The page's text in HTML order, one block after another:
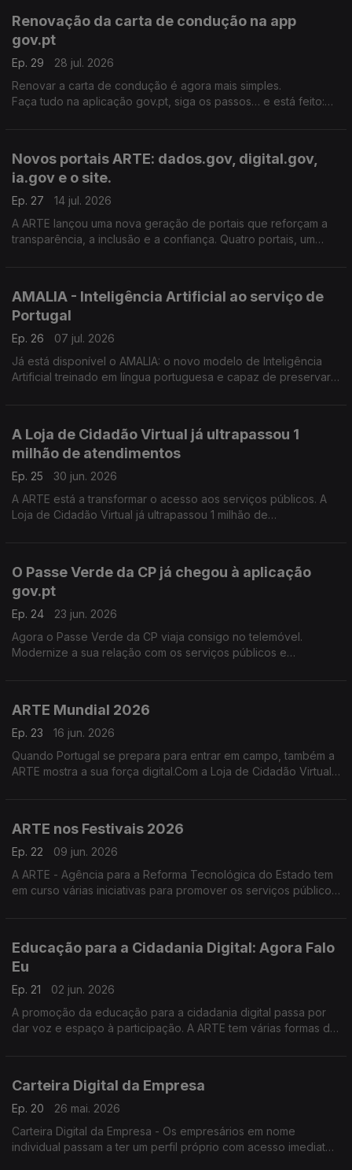
Renovação da carta de condução na app
gov.pt
Ep. 29
28 jul. 2026
Renovar a carta de condução é agora mais simples.
Faça tudo na aplicação gov.pt, siga os passos… e está feito:
Novos portais ARTE: dados.gov, digital.gov,
ia.gov e o site.
Ep. 27
14 jul. 2026
A ARTE lançou uma nova geração de portais que reforçam a
transparência, a inclusão e a confiança. Quatro portais, um
AMALIA - Inteligência Artificial ao serviço de
Portugal
Ep. 26
07 jul. 2026
Já está disponível o AMALIA: o novo modelo de Inteligência
Artificial treinado em língua portuguesa e capaz de preservar a
A Loja de Cidadão Virtual já ultrapassou 1
milhão de atendimentos
Ep. 25
30 jun. 2026
A ARTE está a transformar o acesso aos serviços públicos. A
Loja de Cidadão Virtual já ultrapassou 1 milhão de
O Passe Verde da CP já chegou à aplicação
gov.pt
Ep. 24
23 jun. 2026
Agora o Passe Verde da CP viaja consigo no telemóvel.
Modernize a sua relação com os serviços públicos e
ARTE Mundial 2026
Ep. 23
16 jun. 2026
Quando Portugal se prepara para entrar em campo, também a
ARTE mostra a sua força digital.Com a Loja de Cidadão Virtual,
ARTE nos Festivais 2026
Ep. 22
09 jun. 2026
A ARTE - Agência para a Reforma Tecnológica do Estado tem
em curso várias iniciativas para promover os serviços públicos
Educação para a Cidadania Digital: Agora Falo
Eu
Ep. 21
02 jun. 2026
A promoção da educação para a cidadania digital passa por
dar voz e espaço à participação. A ARTE tem várias formas de
Carteira Digital da Empresa
Ep. 20
26 mai. 2026
Carteira Digital da Empresa - Os empresários em nome
individual passam a ter um perfil próprio com acesso imediato